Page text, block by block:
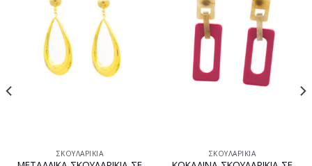
Προσθήκη
wishlist
ΣΚΟΥΛΑΡΊΚΙΑ
Προσθήκη
στη
wishlist
ΣΚΟΥΛΑΡΊΚΙΑ